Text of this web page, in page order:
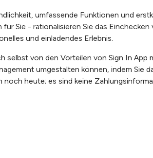
umfassende Funktionen und
Sie - rationalisieren Sie das
und einladendes Erlebnis.
selbst von den Vorteilen von Sign In App
umgestalten können, indem Sie
heute; es sind keine